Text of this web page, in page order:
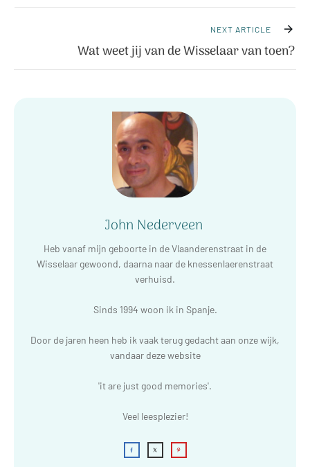
NEXT ARTICLE
Wat weet jij van de Wisselaar van toen?
John Nederveen
Heb vanaf mijn geboorte in de Vlaanderenstraat in de
Wisselaar gewoond, daarna naar de knessenlaerenstraat
verhuisd.
Sinds 1994 woon ik in Spanje.
Door de jaren heen heb ik vaak terug gedacht aan onze wijk,
vandaar deze website
'it are just good memories'.
Veel leesplezier!